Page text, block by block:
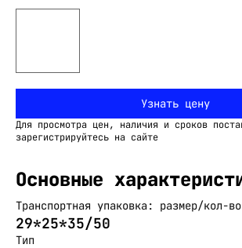
Узнать цену
Для просмотра цен, наличия и сроков
зарегистрируйтесь на сайте
Основные
Транспортная упаковка: размер/кол-во
29*25*35/50
Тип